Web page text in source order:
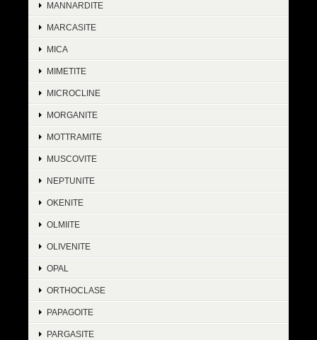
MANNARDITE
MARCASITE
MICA
MIMETITE
MICROCLINE
MORGANITE
MOTTRAMITE
MUSCOVITE
NEPTUNITE
OKENITE
OLMIITE
OLIVENITE
OPAL
ORTHOCLASE
PAPAGOITE
PARGASITE